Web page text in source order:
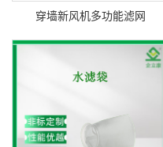
穿墙新风机多功能滤网